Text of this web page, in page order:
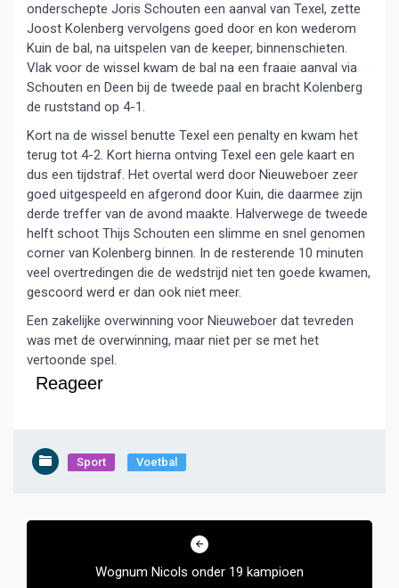
onderschepte Joris Schouten een aanval van Texel, zette
Joost Kolenberg vervolgens goed door en kon wederom
Kuin de bal, na uitspelen van de keeper, binnenschieten.
Vlak voor de wissel kwam de bal na een fraaie aanval via
Schouten en Deen bij de tweede paal en bracht Kolenberg
de ruststand op 4-1.
Kort na de wissel benutte Texel een penalty en kwam het
terug tot 4-2. Kort hierna ontving Texel een gele kaart en
dus een tijdstraf. Het overtal werd door Nieuweboer zeer
goed uitgespeeld en afgerond door Kuin, die daarmee zijn
derde treffer van de avond maakte. Halverwege de tweede
helft schoot Thijs Schouten een slimme en snel genomen
corner van Kolenberg binnen. In de resterende 10 minuten
veel overtredingen die de wedstrijd niet ten goede kwamen,
gescoord werd er dan ook niet meer.
Een zakelijke overwinning voor Nieuweboer dat tevreden
was met de overwinning, maar niet per se met het
vertoonde spel.
Reageer
Sport Voetbal
Bericht
Wognum Nicols onder 19 kampioen